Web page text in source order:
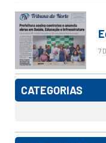
7
CATEGORIAS